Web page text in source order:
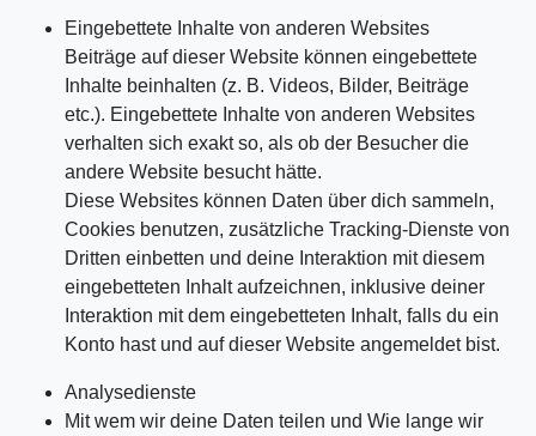
Eingebettete Inhalte von anderen Websites
Beiträge auf dieser Website können eingebettete
Inhalte beinhalten (z. B. Videos, Bilder, Beiträge
etc.). Eingebettete Inhalte von anderen Websites
verhalten sich exakt so, als ob der Besucher die
andere Website besucht hätte.
Diese Websites können Daten über dich sammeln,
Cookies benutzen, zusätzliche Tracking-Dienste von
Dritten einbetten und deine Interaktion mit diesem
eingebetteten Inhalt aufzeichnen, inklusive deiner
Interaktion mit dem eingebetteten Inhalt, falls du ein
Konto hast und auf dieser Website angemeldet bist.
Analysedienste
Mit wem wir deine Daten teilen und Wie lange wir